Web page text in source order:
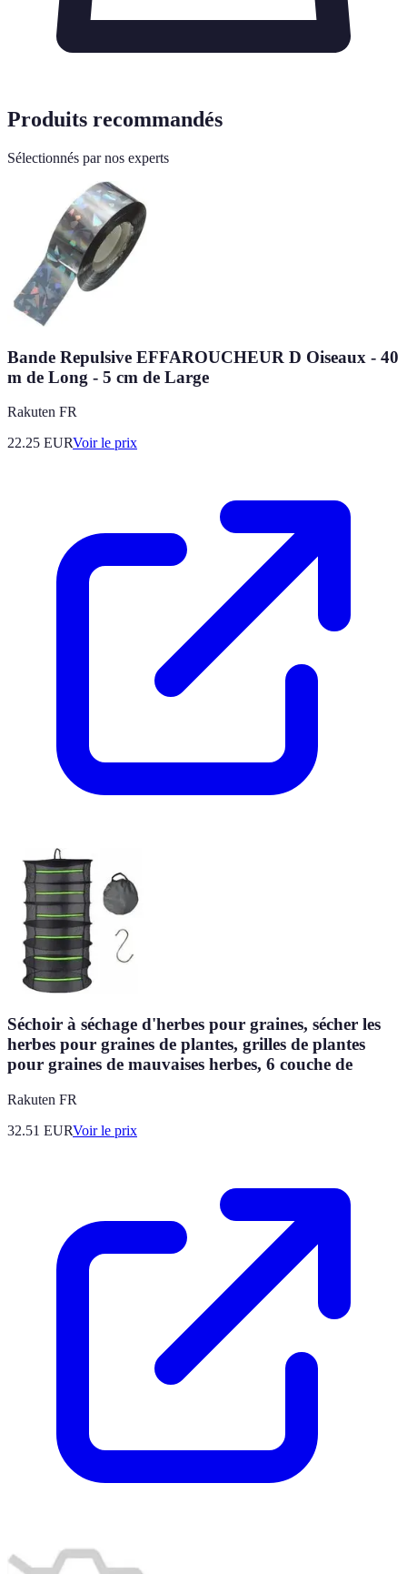
Produits recommandés
Sélectionnés par nos experts
Bande Repulsive EFFAROUCHEUR D Oiseaux - 40
m de Long - 5 cm de Large
Rakuten FR
22.25 EURVoir le prix
Séchoir à séchage d'herbes pour graines, sécher les
herbes pour graines de plantes, grilles de plantes
pour graines de mauvaises herbes, 6 couche de
Rakuten FR
32.51 EURVoir le prix